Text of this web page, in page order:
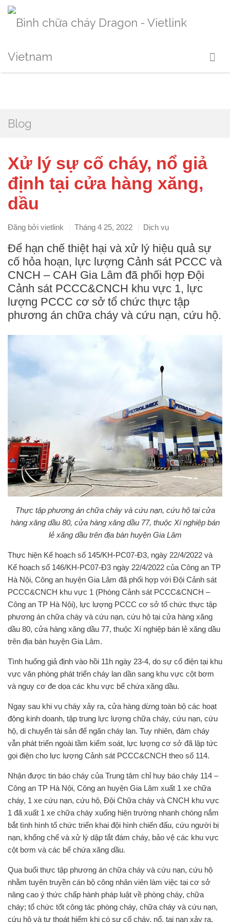
Blog
Xử lý sự cố cháy, nổ giả
định tại cửa hàng xăng,
dầu
Đăng bởi vietlink Tháng 4 25, 2022 Dịch vụ
Để hạn chế thiệt hại và xử lý hiệu quả sự
cố hỏa hoạn, lực lượng Cảnh sát PCCC và
CNCH – CAH Gia Lâm đã phối hợp Đội
Cảnh sát PCCC&CNCH khu vực 1, lực
lượng PCCC cơ sở tổ chức thực tập
phương án chữa cháy và cứu nạn, cứu hộ.
Thực tập phương án chữa cháy và cứu nạn, cứu hộ tại cửa
hàng xăng dầu 80, cửa hàng xăng dầu 77, thuộc Xí nghiệp bán
lẻ xăng dầu trên địa bàn huyện Gia Lâm
Thực hiện Kế hoạch số 145/KH-PC07-Đ3, ngày 22/4/2022 và
Kế hoạch số 146/KH-PC07-Đ3 ngày 22/4/2022 của Công an TP
Hà Nội, Công an huyện Gia Lâm đã phối hợp với Đội Cảnh sát
PCCC&CNCH khu vực 1 (Phòng Cảnh sát PCCC&CNCH –
Công an TP Hà Nội), lực lượng PCCC cơ sở tổ chức thực tập
phương án chữa cháy và cứu nạn, cứu hộ tại cửa hàng xăng
dầu 80, cửa hàng xăng dầu 77, thuộc Xí nghiệp bán lẻ xăng dầu
trên địa bàn huyện Gia Lâm.
Tình huống giả định vào hồi 11h ngày 23-4, do sự cố điện tại khu
vực văn phòng phát triển cháy lan dần sang khu vực cột bơm
và nguy cơ đe dọa các khu vực bể chứa xăng dầu.
Ngay sau khi vụ cháy xảy ra, cửa hàng dừng toàn bộ các hoạt
động kinh doanh, tập trung lực lượng chữa cháy, cứu nạn, cứu
hộ, di chuyển tài sản để ngăn cháy lan. Tuy nhiên, đám cháy
vẫn phát triển ngoài tầm kiểm soát, lực lượng cơ sở đã lập tức
gọi điện cho lực lượng Cảnh sát PCCC&CNCH theo số 114.
Nhận được tin báo cháy của Trung tâm chỉ huy báo cháy 114 –
Công an TP Hà Nội, Công an huyện Gia Lâm xuất 1 xe chữa
cháy, 1 xe cứu nạn, cứu hộ, Đội Chữa cháy và CNCH khu vực
1 đã xuất 1 xe chữa cháy xuống hiện trường nhanh chóng nắm
bắt tình hình tổ chức triển khai đội hình chiến đấu, cứu người bị
nạn, khống chế và xử lý dập tắt đám cháy, bảo vệ các khu vực
cột bơm và các bể chứa xăng dầu.
Qua buổi thực tập phương án chữa cháy và cứu nạn, cứu hộ
nhằm tuyên truyền cán bộ công nhân viên làm việc tại cơ sở
nâng cao ý thức chấp hành pháp luật về phòng cháy, chữa
cháy; tổ chức tốt công tác phòng cháy, chữa cháy và cứu nạn,
cứu hộ và tự thoát hiểm khi có sự cố cháy, nổ, tai nạn xảy ra.